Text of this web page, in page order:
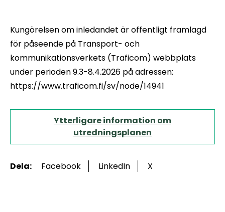
Kungörelsen om inledandet är offentligt framlagd
för påseende på Transport- och
kommunikationsverkets (Traficom) webbplats
under perioden 9.3-8.4.2026 på adressen:
https://www.traficom.fi/sv/node/14941
Ytterligare information om
utredningsplanen
Dela: Facebook LinkedIn X